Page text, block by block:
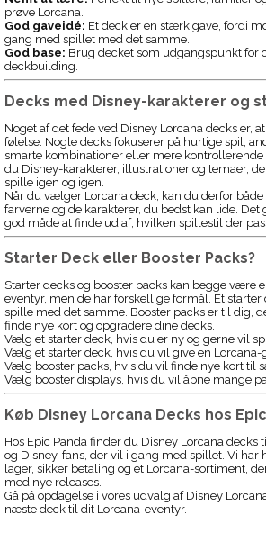
prøve Lorcana.
God gaveidé: Et deck er en stærk gave, fordi
gang med spillet med det samme.
God base: Brug decket som udgangspunkt for
deckbuilding.
Decks med Disney-karakterer og
Noget af det fede ved Disney Lorcana decks er,
følelse. Nogle decks fokuserer på hurtige spil,
smarte kombinationer eller mere kontrollerende
du Disney-karakterer, illustrationer og temaer,
spille igen og igen.
Når du vælger Lorcana deck, kan du derfor
farverne og de karakterer, du bedst kan lide. Det
god måde at finde ud af, hvilken spillestil der
Starter Deck eller Booster Packs?
Starter decks og booster packs kan begge være
eventyr, men de har forskellige formål. Et
spille med det samme. Booster packs er til dig,
finde nye kort og opgradere dine decks.
Vælg et starter deck, hvis du er ny og gerne vil
Vælg et starter deck, hvis du vil give en Lorcana-
Vælg booster packs, hvis du vil finde nye kort til
Vælg booster displays, hvis du vil åbne mange
Køb Disney Lorcana Decks hos
Hos Epic Panda finder du Disney Lorcana decks
og Disney-fans, der vil i gang med spillet. Vi har
lager, sikker betaling og et Lorcana-sortiment,
med nye releases.
Gå på opdagelse i vores udvalg af Disney
næste deck til dit Lorcana-eventyr.